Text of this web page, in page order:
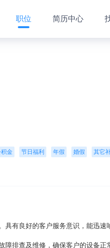
职位 简历中心
金 节日福利 年假 婚假 其它
具有良好的客户服务意识，能迅速
排查及维修，确保客户的设备正